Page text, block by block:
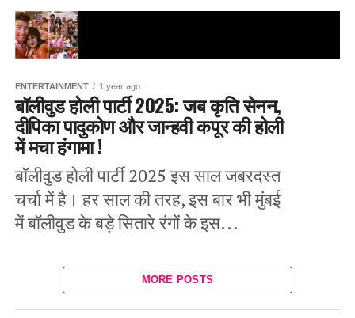
ENTERTAINMENT 1 year ago
बॉलीवुड होली पार्टी 2025: जब कृति सेनन,
दीपिका पादुकोण और जान्हवी कपूर की होली
में मचा हंगामा !
बॉलीवुड होली पार्टी 2025 इस साल जबरदस्त
चर्चा में है। हर साल की तरह, इस बार भी मुंबई
में बॉलीवुड के बड़े सितारे रंगों के इस...
MORE POSTS